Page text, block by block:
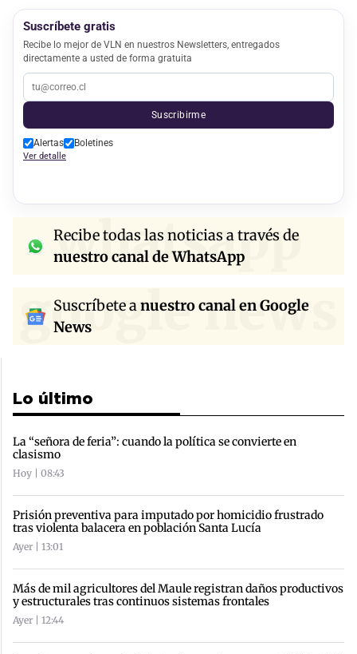
Suscríbete gratis
Recibe lo mejor de VLN en nuestros Newsletters, entregados
directamente a usted de forma gratuita
Suscribirme
Alertas Boletines
Ver detalle
whatsapp
Recibe todas las noticias a través de
nuestro canal de WhatsApp
google news
Suscríbete anuestro canal en Google
News
Lo último
La “señora de feria”: cuando la política se convierte en
clasismo
Hoy | 08:43
Prisión preventiva para imputado por homicidio frustrado
tras violenta balacera en población Santa Lucía
Ayer | 13:01
Más de mil agricultores del Maule registran daños productivos
y estructurales tras continuos sistemas frontales
Ayer | 12:44